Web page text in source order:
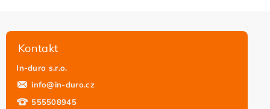
Kontakt
In-duro s.r.o.
info@in-duro.cz
555508945